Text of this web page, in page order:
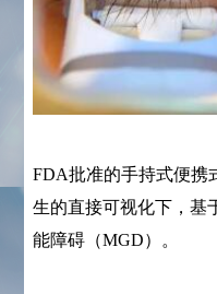
FDA批准的手持式便携
生的直接可视化下，基
能障碍（MGD）。